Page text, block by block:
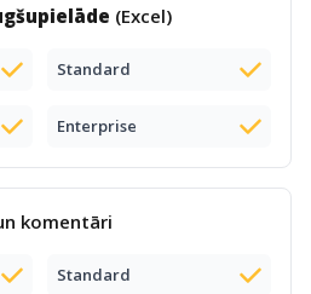
(Excel)
Standard
Enterprise
komentāri
Standard